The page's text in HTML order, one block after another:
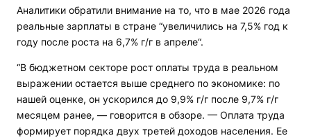
Аналитики обратили внимание на то, что в мае 2026 года
реальные зарплаты в стране “увеличились на 7,5% год к
году после роста на 6,7% г/г в апреле“.
“В бюджетном секторе рост оплаты труда в реальном
выражении остается выше среднего по экономике: по
нашей оценке, он ускорился до 9,9% г/г после 9,7% г/г
месяцем ранее, — говорится в обзоре. — Оплата труда
формирует порядка двух третей доходов населения. Ее